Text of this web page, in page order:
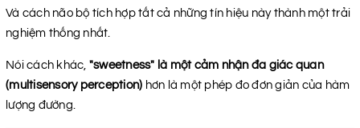
Và cách não bộ tích hợp tất cả những tín hiệu này thành một trải
nghiệm thống nhất.
Nói cách khác, "sweetness" là một cảm nhận đa giác quan
(multisensory perception) hơn là một phép đo đơn giản của hàm
lượng đường.